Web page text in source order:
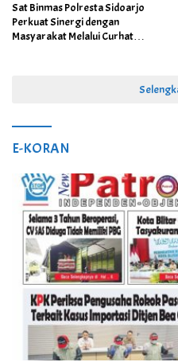
Sat Binmas Polresta Sidoarjo
Perkuat Sinergi dengan
Masyarakat Melalui Curhat
E-KORAN